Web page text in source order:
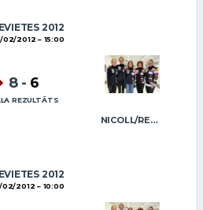
2012
02/2012 15:00
NICOLL/REGŽA
8 - 6
REZULTĀTS
2012
02/2012 10:00